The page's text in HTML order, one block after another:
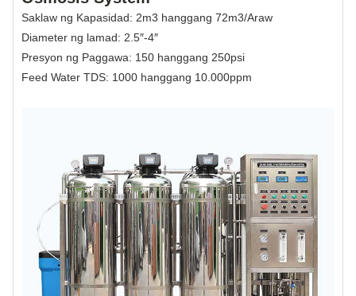
Saklaw ng Kapasidad: 2m3 hanggang 72m3/Araw
Diameter ng lamad: 2.5″-4″
Presyon ng Paggawa: 150 hanggang 250psi
Feed Water TDS: 1000 hanggang 10.000ppm